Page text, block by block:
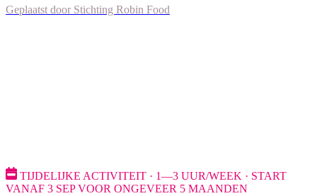
Geplaatst door Stichting Robin Food
TIJDELIJKE ACTIVITEIT · 1—3 UUR/WEEK · START
VANAF 3 SEP VOOR ONGEVEER 5 MAANDEN